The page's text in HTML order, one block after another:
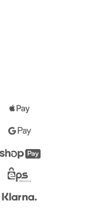
Pay
Google
Pay
Überweisung